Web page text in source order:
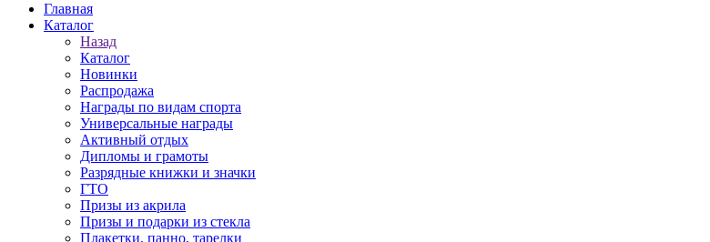
Главная
Каталог
Назад
Каталог
Новинки
Распродажа
Награды по видам спорта
Универсальные награды
Активный отдых
Дипломы и грамоты
Разрядные книжки и значки
ГТО
Призы из акрила
Призы и подарки из стекла
Плакетки, панно, тарелки